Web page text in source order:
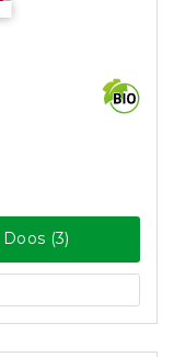
Doos (3)